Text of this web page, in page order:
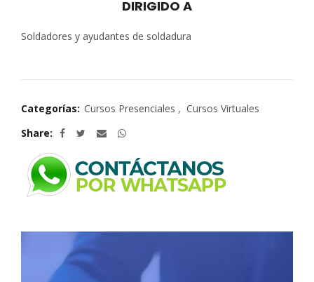
DIRIGIDO A
Soldadores y ayudantes de soldadura
Categorías: Cursos Presenciales , Cursos Virtuales
Share